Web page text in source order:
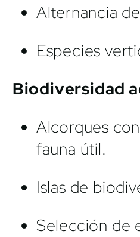
Alternancia
Especies
Biodiversidad
Alcorques
fauna útil.
Islas de
Selección de